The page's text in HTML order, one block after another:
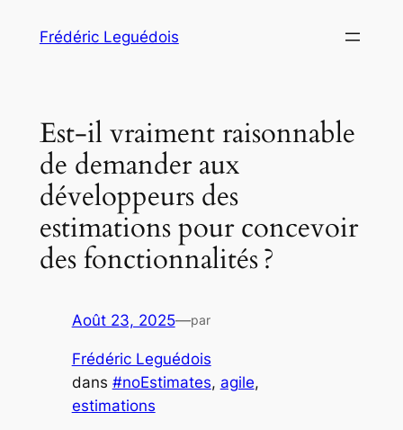
Frédéric Leguédois
Est‑il vraiment raisonnable
de demander aux
développeurs des
estimations pour concevoir
des fonctionnalités ?
Août 23, 2025—par
Frédéric Leguédois
dans #noEstimates, agile
estimations